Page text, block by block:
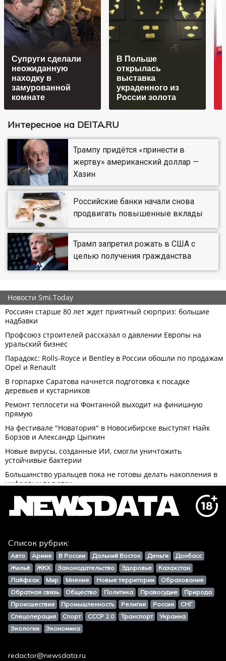
Супруги сделали
неожиданную
находку в
замурованной
комнате
В Польше
открылась
выставка
украденного из
России золота
Интересное на DEITA.RU
Трампу придётся «принести в
жертву» американский доллар —
Хазин
Российские банки начали снова
продвигать повышенные вклады
Трамп запретил рожать в США с
целью получения гражданства
Список рубрик:
Авто Армия В России Дальний Восток Деньги
Донбасс
Жильё
ЖКХ Законодательство Здоровье
Казахстан
Лайфхак
Мир Мнение Новые территории
Образование
Обратная связь
Общество Политика Правосудие
Природа
Происшествия
Промышленность Религия Россия
СНГ
Спецоперация
Спорт СССР 2.0 Транспорт
Украина
Экология
Экономика
redactor@newsdata.ru